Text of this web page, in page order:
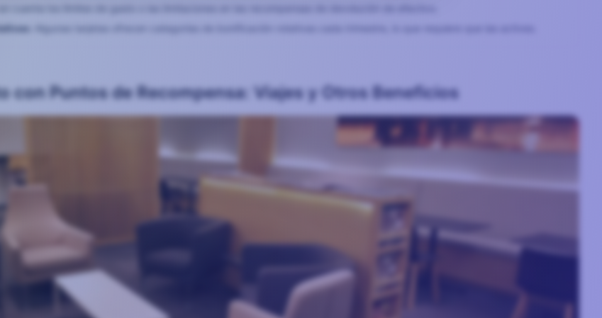
con Puntos de Recompensa: Viajes y Otros Beneficios